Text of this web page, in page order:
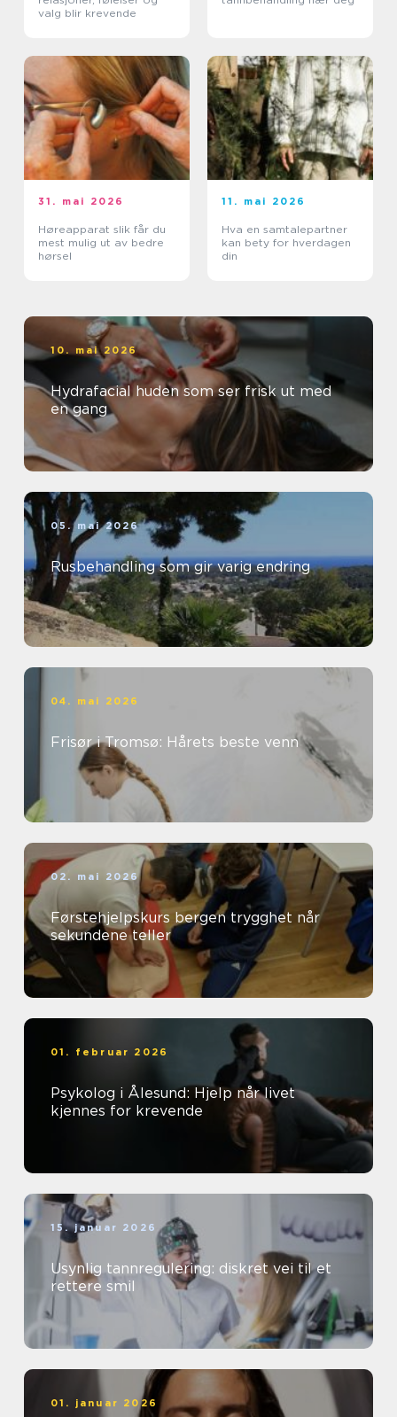
valg blir krevende
31. mai 2026
Høreapparat slik får du
mest mulig ut av bedre
hørsel
11. mai 2026
Hva en samtalepartner
kan bety for hverdagen
din
10. mai 2026
Hydrafacial huden som ser frisk ut med
en gang
05. mai 2026
Rusbehandling som gir varig endring
04. mai 2026
Frisør i Tromsø: Hårets beste venn
02. mai 2026
Førstehjelpskurs bergen trygghet når
sekundene teller
01. februar 2026
Psykolog i Ålesund: Hjelp når livet
kjennes for krevende
15. januar 2026
Usynlig tannregulering: diskret vei til et
rettere smil
01. januar 2026